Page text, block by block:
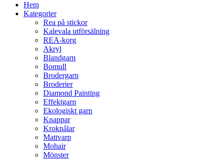
Hem
Kategorier
Rea på stickor
Kalevala utförsälning
REA-korg
Akryl
Blandgarn
Bomull
Brodergarn
Broderier
Diamond Painting
Effektgarn
Ekologiskt garn
Knappar
Kroknålar
Mattvarp
Mohair
Mönster